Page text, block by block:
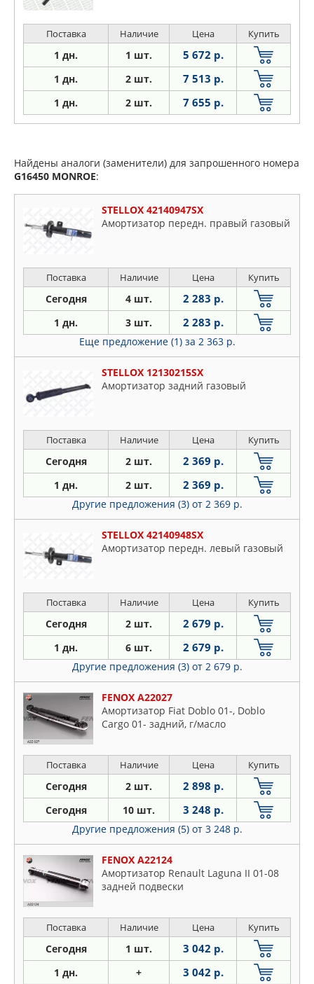
Поставка Наличие Цена Купить
1 дн. 1 шт. 5 672 р.
1 дн. 2 шт. 7 513 р.
1 дн. 2 шт. 7 655 р.
Найдены аналоги (заменители) для запрошенного номера
G16450 MONROE:
STELLOX 42140947SX
Амортизатор передн. правый газовый
Поставка Наличие Цена Купить
Сегодня 4 шт. 2 283 р.
1 дн. 3 шт. 2 283 р.
Еще предложение (1) за 2 363 р.
STELLOX 12130215SX
Амортизатор задний газовый
Поставка Наличие Цена Купить
Сегодня 2 шт. 2 369 р.
1 дн. 2 шт. 2 369 р.
Другие предложения (3) от 2 369 р.
STELLOX 42140948SX
Амортизатор передн. левый газовый
Поставка Наличие Цена Купить
Сегодня 2 шт. 2 679 р.
1 дн. 6 шт. 2 679 р.
Другие предложения (3) от 2 679 р.
FENOX A22027
Амортизатор Fiat Doblo 01-, Doblo
Cargo 01- задний, г/масло
Поставка Наличие Цена Купить
Сегодня 2 шт. 2 898 р.
Сегодня 10 шт. 3 248 р.
Другие предложения (5) от 3 248 р.
FENOX A22124
Амортизатор Renault Laguna II 01-08
задней подвески
Поставка Наличие Цена Купить
Сегодня 1 шт. 3 042 р.
1 дн. + 3 042 р.